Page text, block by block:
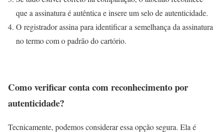
que a assinatura é autêntica e insere um selo de autenticidade.
O registrador assina para identificar a semelhança da assinatura
no termo com o padrão do cartório.
Como verificar conta com reconhecimento por
autenticidade?
Tecnicamente, podemos considerar essa opção segura. Ela é